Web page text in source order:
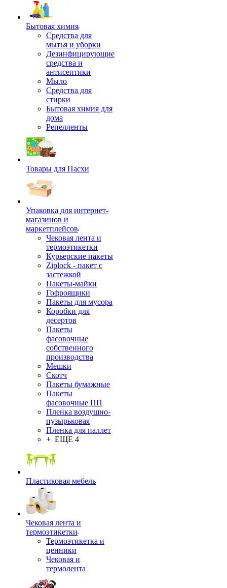
Бытовая химия
Средства для
мытья и уборки
Дезинфицирующие
средства и
антисептики
Мыло
Средства для
стирки
Бытовая химия для
дома
Репелленты
Товары для Пасхи
Упаковка для интернет-
магазинов и
маркетплейсов
Чековая лента и
термоэтикетки
Курьерские пакеты
Ziplock - пакет с
застежкой
Пакеты-майки
Гофроящики
Пакеты для мусора
Коробки для
десертов
Пакеты
фасовочные
собственного
производства
Мешки
Скотч
Пакеты бумажные
Пакеты
фасовочные ПП
Пленка воздушно-
пузырьковая
Пленка для паллет
+ ЕЩЕ 4
Пластиковая мебель
Чековая лента и
термоэтикетки
Термоэтикетка и
ценники
Чековая и
термолента